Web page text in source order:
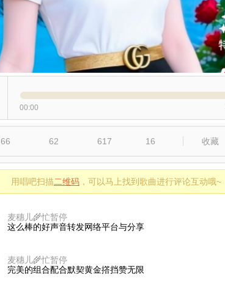
00:00
66 62 617 16 收藏
用唱吧扫描二维码 ，可以马上找到歌曲进行评论互动哦~
麦穗儿🌾忙暂停
这么棒的好声音转发网络平台与分享
麦穗儿🌾忙暂停
完美的组合配合默契黄金撘挡赞无限